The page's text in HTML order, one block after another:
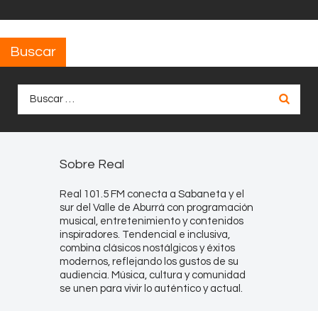
Buscar
Sobre Real
Real 101.5 FM conecta a Sabaneta y el
sur del Valle de Aburrá con programación
musical, entretenimiento y contenidos
inspiradores. Tendencial e inclusiva,
combina clásicos nostálgicos y éxitos
modernos, reflejando los gustos de su
audiencia. Música, cultura y comunidad
se unen para vivir lo auténtico y actual.